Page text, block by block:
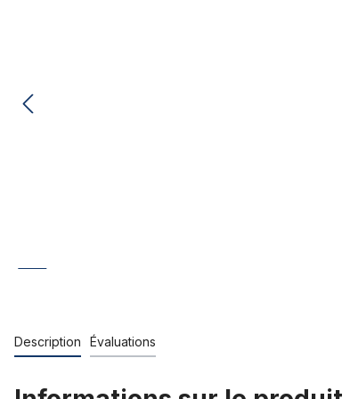
Description Évaluations